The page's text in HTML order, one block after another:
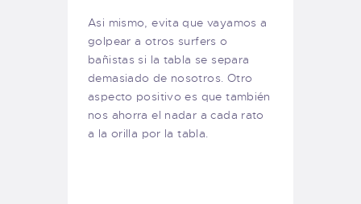
Asi mismo, evita que vayamos a
golpear a otros surfers o
bañistas si la tabla se separa
demasiado de nosotros. Otro
aspecto positivo es que también
nos ahorra el nadar a cada rato
a la orilla por la tabla.